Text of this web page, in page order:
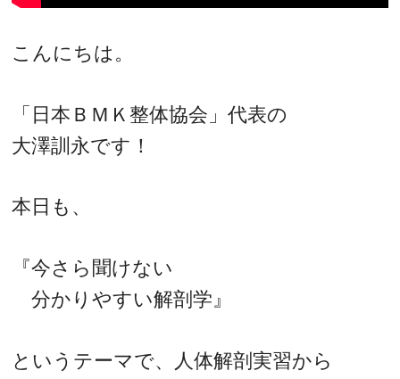
こんにちは。
「日本ＢＭＫ整体協会」代表の
大澤訓永です！
本日も、
『今さら聞けない
分かりやすい解剖学』
というテーマで、人体解剖実習から